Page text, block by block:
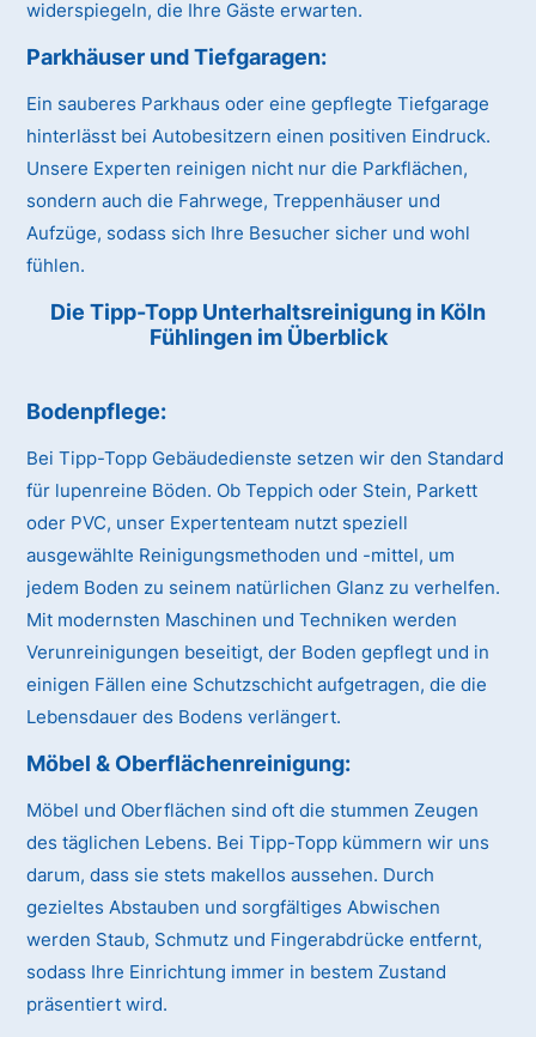
widerspiegeln, die Ihre Gäste erwarten.
Parkhäuser und Tiefgaragen:
Ein sauberes Parkhaus oder eine gepflegte Tiefgarage
hinterlässt bei Autobesitzern einen positiven Eindruck.
Unsere Experten reinigen nicht nur die Parkflächen,
sondern auch die Fahrwege, Treppenhäuser und
Aufzüge, sodass sich Ihre Besucher sicher und wohl
fühlen.
Die Tipp-Topp Unterhaltsreinigung in Köln
Fühlingen im Überblick
Bodenpflege:
Bei Tipp-Topp Gebäudedienste setzen wir den Standard
für lupenreine Böden. Ob Teppich oder Stein, Parkett
oder PVC, unser Expertenteam nutzt speziell
ausgewählte Reinigungsmethoden und -mittel, um
jedem Boden zu seinem natürlichen Glanz zu verhelfen.
Mit modernsten Maschinen und Techniken werden
Verunreinigungen beseitigt, der Boden gepflegt und in
einigen Fällen eine Schutzschicht aufgetragen, die die
Lebensdauer des Bodens verlängert.
Möbel & Oberflächenreinigung:
Möbel und Oberflächen sind oft die stummen Zeugen
des täglichen Lebens. Bei Tipp-Topp kümmern wir uns
darum, dass sie stets makellos aussehen. Durch
gezieltes Abstauben und sorgfältiges Abwischen
werden Staub, Schmutz und Fingerabdrücke entfernt,
sodass Ihre Einrichtung immer in bestem Zustand
präsentiert wird.